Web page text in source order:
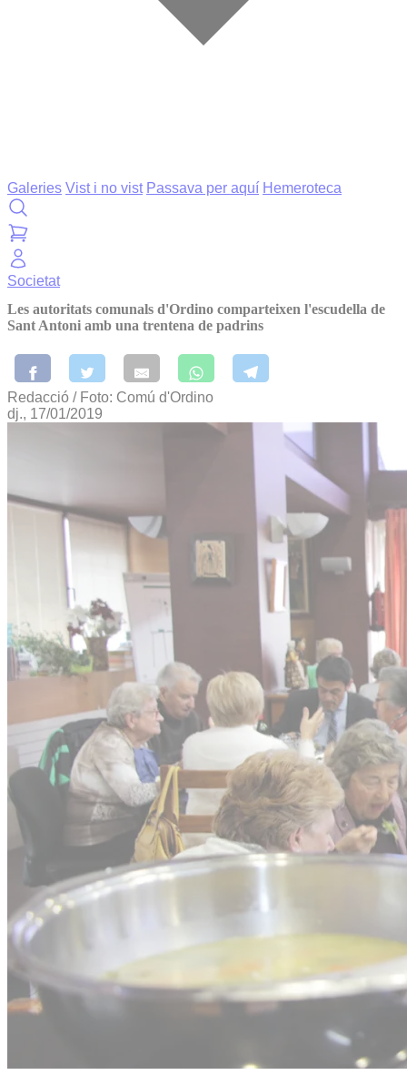
Galeries Vist i no vist Passava per aquí Hemeroteca
Societat
Les autoritats comunals d'Ordino comparteixen l'escudella de
Sant Antoni amb una trentena de padrins
Redacció / Foto: Comú d'Ordino
dj., 17/01/2019